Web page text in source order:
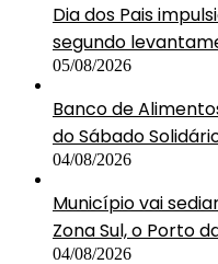
Dia dos Pais
segundo
05/08/2026
Banco de
do Sábado
04/08/2026
Município vai
Zona Sul, o Porto
04/08/2026